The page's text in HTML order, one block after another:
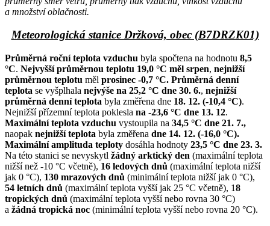
a množství oblačnosti.
Meteorologická stanice Držková, obec (B7DRZK01)
Průměrná roční teplota vzduchu byla spočtena na hodnotu 8,5
°C. Nejvyšší průměrnou teplotu 19,0 °C měl srpen, nejnižší
průměrnou teplotu měl prosinec -0,7 °C. Průměrná denní
teplota se vyšplhala nejvýše na 25,2 °C dne 30. 6., nejnižší
průměrná denní teplota byla změřena dne 18. 12. (-10,4 °C).
Nejnižší přízemní teplota poklesla na -23,6 °C dne 13. 12.
Maximální teplota vzduchu vystoupila na 34,5 °C dne 21. 7.,
naopak nejnižší teplota byla změřena dne 14. 12. (-16,0 °C).
Maximální amplituda teploty dosáhla hodnoty 23,5 °C dne 23. 3.
Na této stanici se nevyskytl žádný arktický den (maximální teplota
nižší než -10 °C včetně), 16 ledových dnů (maximální teplota nižší
jak 0 °C), 130 mrazových dnů (minimální teplota nižší jak 0 °C),
54 letních dnů (maximální teplota vyšší jak 25 °C včetně), 18
tropických dnů (maximální teplota vyšší nebo rovna 30 °C)
a žádná tropická noc (minimální teplota vyšší nebo rovna 20 °C).